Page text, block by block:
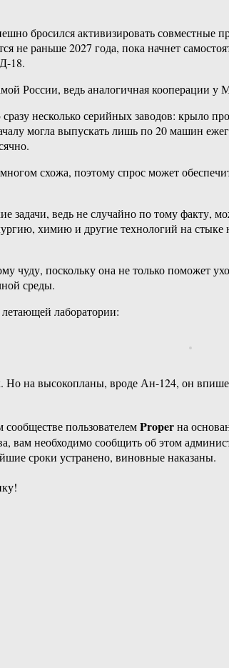
бросился активизировать совместные
не раньше 2027 года, пока начнет
18.
России, ведь аналогичная кооперации
несколько серийных заводов:
могла выпускать лишь по 20 машин
схожа, поэтому спрос может
задачи, ведь не случайно по тому факту,
химию и другие технологий на
чуду, поскольку она не только поможет
среды.
лаборатории:
на высокопланы, вроде Ан-124, он
пользователемProperна
вам необходимо сообщить об этом
сроки устранено, виновные наказаны.